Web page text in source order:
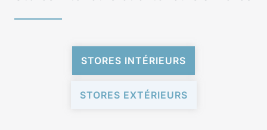
STORES INTÉRIEURS
STORES EXTÉRIEURS